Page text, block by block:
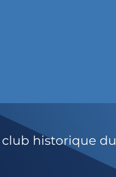
club historique du